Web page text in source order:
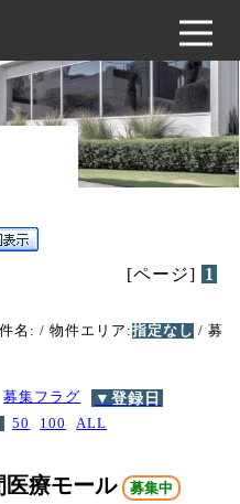
[ページ] 1
名: / 物件エリア:指定なし / 募
募集フラグ ▼登録日
50 100 ALL
医療モール 募集中